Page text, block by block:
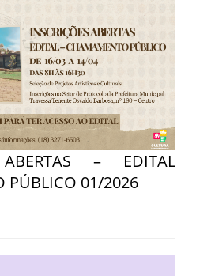
ABERTAS – EDITAL
PÚBLICO 01/2026